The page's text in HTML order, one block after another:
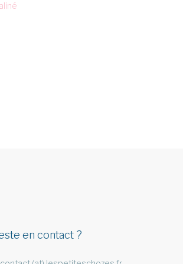
en contact ?